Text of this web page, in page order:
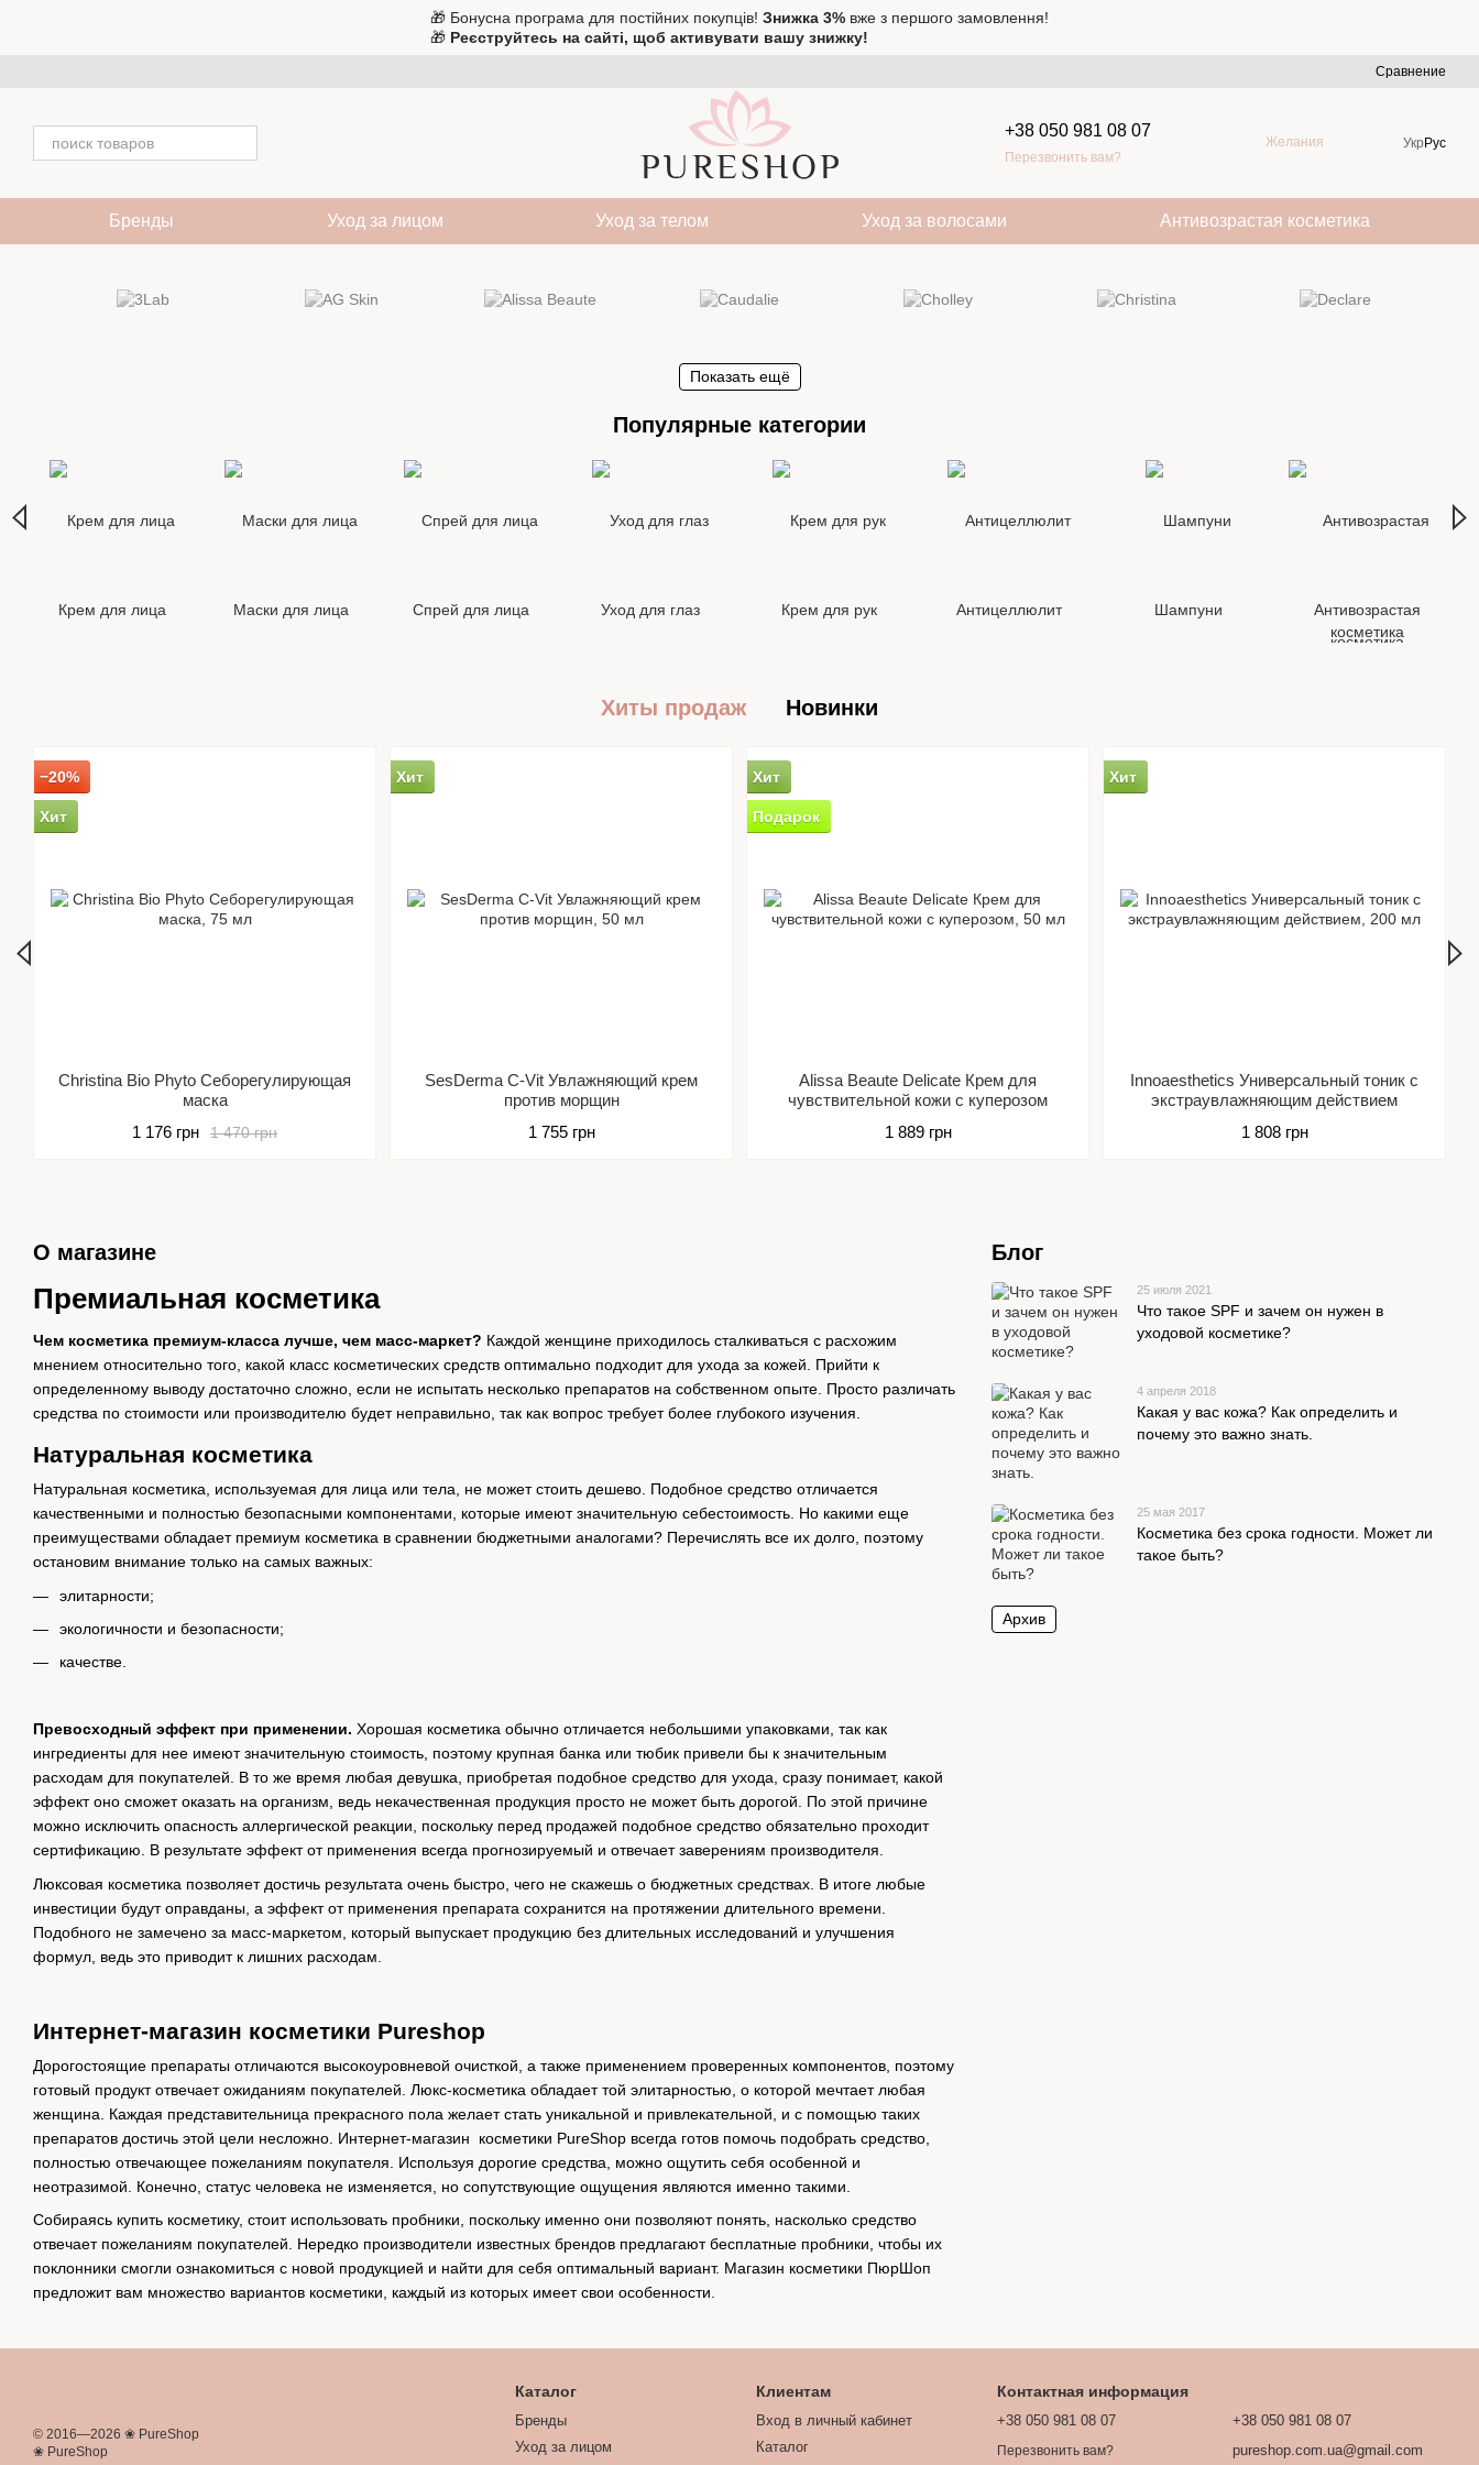
🎁 Бонусна програма для постійних покупців! Знижка 3% вже з першого замовлення!
🎁 Реєструйтесь на сайті, щоб активувати вашу знижку!
Сравнение
+38 050 981 08 07
Перезвонить вам?
Желания Укр Рус
Бренды Уход за лицом Уход за телом Уход за волосами Антивозрастая косметика
Показать ещё
Популярные категории
Крем для лица Маски для лица Спрей для лица Уход для глаз Крем для рук Антицеллюлит Шампуни
Антивозрастая
косметика
Хиты продаж Новинки
−20%
Хит
Christina Bio Phyto Себорегулирующая
маска
1 470 грн
1 176 грн
Хит
SesDerma C-Vit Увлажняющий крем
против морщин
1 755 грн
Хит
Подарок
Alissa Beaute Delicate Крем для
чувствительной кожи с куперозом
1 889 грн
Хит
Innoaesthetics Универсальный тоник с
экстраувлажняющим действием
1 808 грн
О магазине
Премиальная косметика
Чем косметика премиум-класса лучше, чем масс-маркет? Каждой женщине приходилось сталкиваться с расхожим
мнением относительно того, какой класс косметических средств оптимально подходит для ухода за кожей. Прийти к
определенному выводу достаточно сложно, если не испытать несколько препаратов на собственном опыте. Просто различать
средства по стоимости или производителю будет неправильно, так как вопрос требует более глубокого изучения.
Натуральная косметика
Натуральная косметика, используемая для лица или тела, не может стоить дешево. Подобное средство отличается
качественными и полностью безопасными компонентами, которые имеют значительную себестоимость. Но какими еще
преимуществами обладает премиум косметика в сравнении бюджетными аналогами? Перечислять все их долго, поэтому
остановим внимание только на самых важных:
элитарности;
экологичности и безопасности;
качестве.
Превосходный эффект при применении. Хорошая косметика обычно отличается небольшими упаковками, так как
ингредиенты для нее имеют значительную стоимость, поэтому крупная банка или тюбик привели бы к значительным
расходам для покупателей. В то же время любая девушка, приобретая подобное средство для ухода, сразу понимает, какой
эффект оно сможет оказать на организм, ведь некачественная продукция просто не может быть дорогой. По этой причине
можно исключить опасность аллергической реакции, поскольку перед продажей подобное средство обязательно проходит
сертификацию. В результате эффект от применения всегда прогнозируемый и отвечает заверениям производителя.
Люксовая косметика позволяет достичь результата очень быстро, чего не скажешь о бюджетных средствах. В итоге любые
инвестиции будут оправданы, а эффект от применения препарата сохранится на протяжении длительного времени.
Подобного не замечено за масс-маркетом, который выпускает продукцию без длительных исследований и улучшения
формул, ведь это приводит к лишних расходам.
Интернет-магазин косметики Pureshop
Дорогостоящие препараты отличаются высокоуровневой очисткой, а также применением проверенных компонентов, поэтому
готовый продукт отвечает ожиданиям покупателей. Люкс-косметика обладает той элитарностью, о которой мечтает любая
женщина. Каждая представительница прекрасного пола желает стать уникальной и привлекательной, и с помощью таких
препаратов достичь этой цели несложно. Интернет-магазин косметики PureShop всегда готов помочь подобрать средство,
полностью отвечающее пожеланиям покупателя. Используя дорогие средства, можно ощутить себя особенной и
неотразимой. Конечно, статус человека не изменяется, но сопутствующие ощущения являются именно такими.
Собираясь купить косметику, стоит использовать пробники, поскольку именно они позволяют понять, насколько средство
отвечает пожеланиям покупателей. Нередко производители известных брендов предлагают бесплатные пробники, чтобы их
поклонники смогли ознакомиться с новой продукцией и найти для себя оптимальный вариант. Магазин косметики ПюрШоп
предложит вам множество вариантов косметики, каждый из которых имеет свои особенности.
Блог
25 июля 2021
Что такое SPF и зачем он нужен в
уходовой косметике?
4 апреля 2018
Какая у вас кожа? Как определить и
почему это важно знать.
25 мая 2017
Косметика без срока годности. Может ли
такое быть?
Архив
© 2016—2026 ❀ PureShop
❀ PureShop
Каталог
Бренды
Уход за лицом
Клиентам
Вход в личный кабинет
Каталог
Контактная информация
+38 050 981 08 07
Перезвонить вам?
+38 050 981 08 07
pureshop.com.ua@gmail.com